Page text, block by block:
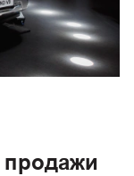
продажи